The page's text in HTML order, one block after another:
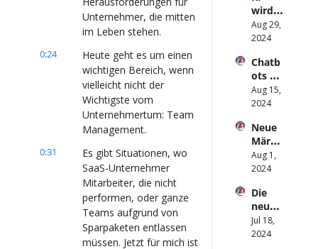
Unternehmer, die mitten
im Leben stehen.
0:24
Heute geht es um einen
wichtigen Bereich, wenn
vielleicht nicht der
Wichtigste vom
Unternehmertum: Team
Management.
0:31
Es gibt Situationen, wo
SaaS-Unternehmer
Mitarbeiter, die nicht
performen, oder ganze
Teams aufgrund von
Sparpaketen entlassen
müssen. Jetzt für mich ist
Engine
für
Perso
nal
Brandi
ng
bringt
eine
qualifi
Pipeli
ne
Marke
ting
Sales
zusam
men.
wird
Outbo
und
ren –
was
kann
Linke
noch
retten
?
Aug 29,
2024
Chatb
ots
mit
Live-
Der
Boost
für
Marke
und
Sales
Aug 15,
2024
Neue
Märkt
e
erober
Inbou
nd-
Led
Outbo
Aug 1,
2024
Die
neue
Rolle
des
Jul 18,
2024